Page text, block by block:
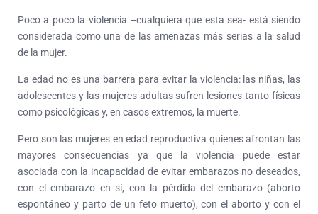
Poco a poco la violencia –cualquiera que esta sea- está siendo
considerada como una de las amenazas más serias a la salud
de la mujer.
La edad no es una barrera para evitar la violencia: las niñas, las
adolescentes y las mujeres adultas sufren lesiones tanto físicas
como psicológicas y, en casos extremos, la muerte.
Pero son las mujeres en edad reproductiva quienes afrontan las
mayores consecuencias ya que la violencia puede estar
asociada con la incapacidad de evitar embarazos no deseados,
con el embarazo en sí, con la pérdida del embarazo (aborto
espontáneo y parto de un feto muerto), con el aborto y con el